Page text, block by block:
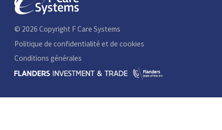
© 2026 Copyright F Care Systems
Politique de confidentialité et de cookies
Conditions générales